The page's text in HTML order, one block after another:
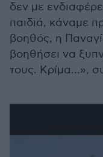
δεν με
παιδιά, κάναμε
βοηθός, η
βοηθήσει να
τους. Κρίμα…»,